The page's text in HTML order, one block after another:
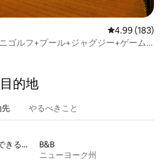
レビュー183
4.99 (183)
ゴルフ+プール+ジャグジー+ゲーム
的⁠地
先 やるべきこと
スキーイン/アウトができる宿泊先
B&B
ニューヨーク州